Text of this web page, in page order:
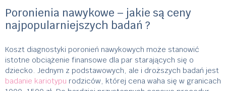
Poronienia nawykowe – jakie są ceny
najpopularniejszych badań ?
Koszt diagnostyki poronień nawykowych może stanowić
istotne obciążenie finansowe dla par starających się o
dziecko. Jednym z podstawowych, ale i droższych badań jest
badanie kariotypu rodziców, której cena waha się w granicach